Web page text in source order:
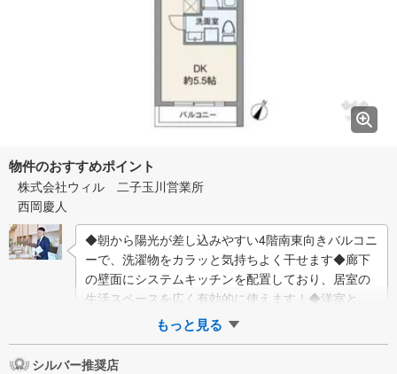
物件のおすすめポイント
株式会社ウィル 二子玉川営業所
西岡慶人
◆朝から陽光が差し込みやすい4階南東向きバルコニ
ーで、洗濯物をカラッと気持ちよく干せます◆廊下
の壁面にシステムキッチンを配置しており、居室の
生活スペースを広く有効的に使えます！◆洋室と玄
関にそれぞれ収納が用意され、私服や靴をきれい…
もっと見る
シルバー推奨店